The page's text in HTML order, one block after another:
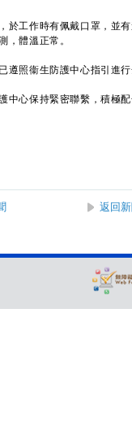
工作時有佩戴口罩，並有
，體溫正常。
照衞生防護中心指引進行
心保持緊密聯繫，積極配
返回